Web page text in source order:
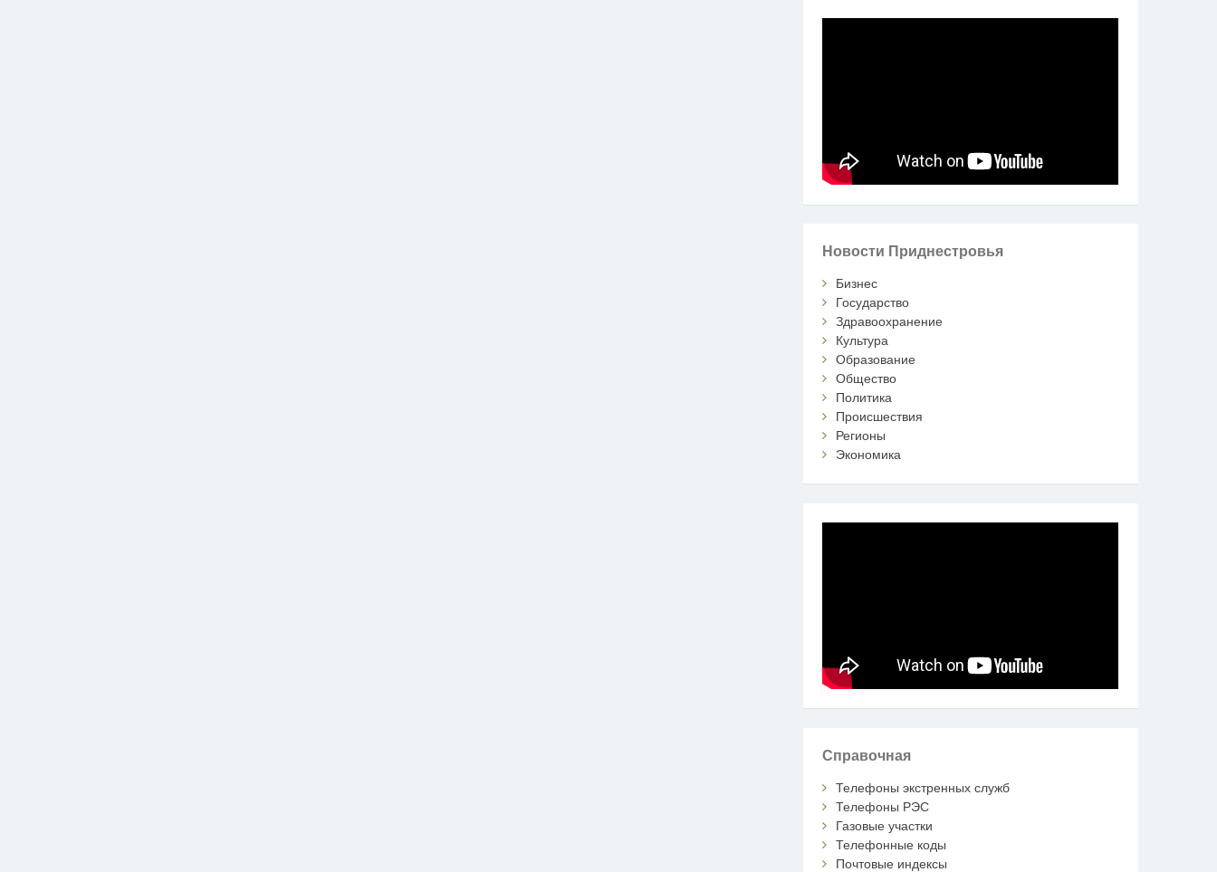
Новости Приднестровья
Бизнес
Государство
Здравоохранение
Культура
Образование
Общество
Политика
Происшествия
Регионы
Экономика
Справочная
Телефоны экстренных служб
Телефоны РЭС
Газовые участки
Телефонные коды
Почтовые индексы